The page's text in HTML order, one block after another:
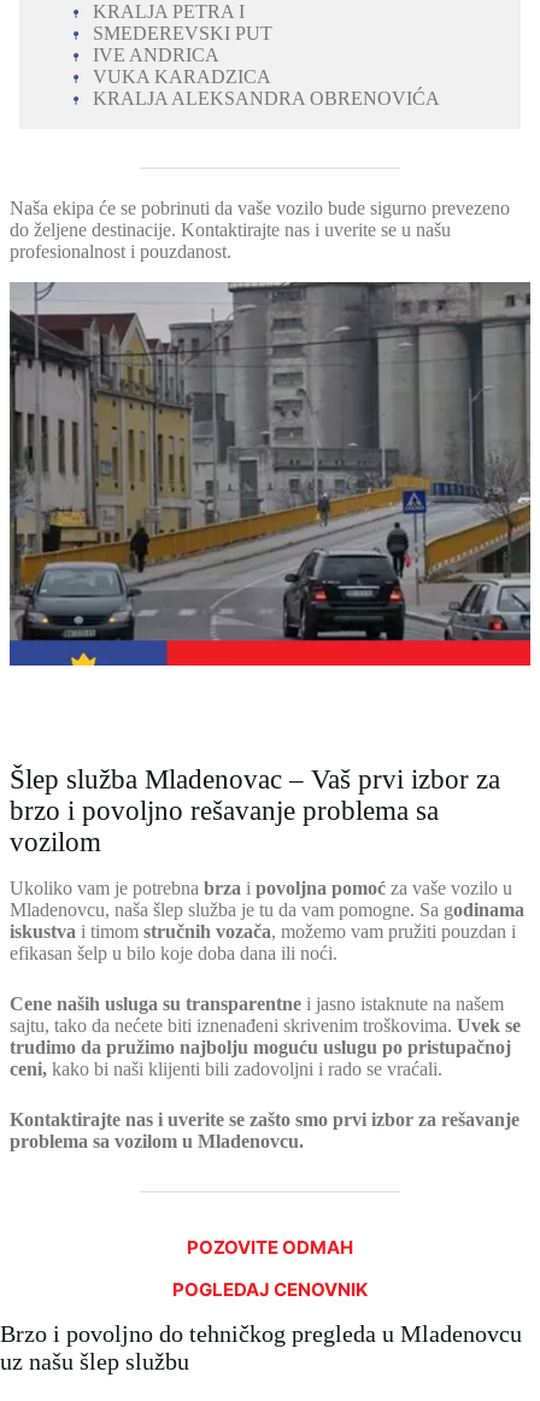
KRALJA PETRA I
SMEDEREVSKI PUT
IVE ANDRICA
VUKA KARADZICA
KRALJA ALEKSANDRA OBRENOVIĆA
Naša ekipa će se pobrinuti da vaše vozilo bude sigurno prevezeno
do željene destinacije. Kontaktirajte nas i uverite se u našu
profesionalnost i pouzdanost.
Šlep služba Mladenovac – Vaš prvi izbor za
brzo i povoljno rešavanje problema sa
vozilom
Ukoliko vam je potrebna brza i povoljna pomoć za vaše vozilo u
Mladenovcu, naša šlep služba je tu da vam pomogne. Sa godinama
iskustva i timom stručnih vozača, možemo vam pružiti pouzdan i
efikasan šelp u bilo koje doba dana ili noći.
Cene naših usluga su transparentne i jasno istaknute na našem
sajtu, tako da nećete biti iznenađeni skrivenim troškovima. Uvek se
trudimo da pružimo najbolju moguću uslugu po pristupačnoj
ceni, kako bi naši klijenti bili zadovoljni i rado se vraćali.
Kontaktirajte nas i uverite se zašto smo prvi izbor za rešavanje
problema sa vozilom u Mladenovcu.
POZOVITE ODMAH
POGLEDAJ CENOVNIK
Brzo i povoljno do tehničkog pregleda u Mladenovcu
uz našu šlep službu